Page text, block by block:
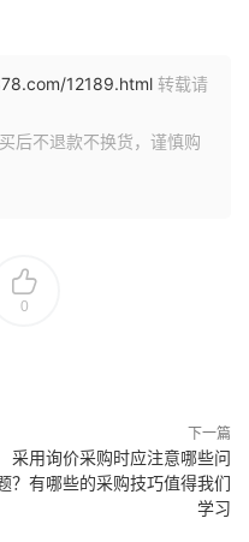
12189.html 转载请
后不退款不换货，谨慎购
0
下一篇
采用询价采购时应注意哪些问
？有哪些的采购技巧值得我们
学习